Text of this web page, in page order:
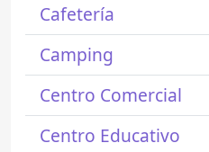
Cafetería
Camping
Centro Comercial
Centro Educativo